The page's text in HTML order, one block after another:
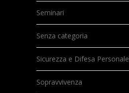
Seminari
Senza categoria
Sicurezza e Difesa Personale
Sopravvivenza